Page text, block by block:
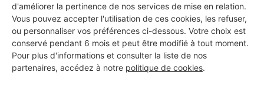
d'améliorer la pertinence de nos services de mise en relation.
Vous pouvez accepter l'utilisation de ces cookies, les refuser,
ou personnaliser vos préférences ci-dessous. Votre choix est
conservé pendant 6 mois et peut être modifié à tout moment.
Pour plus d'informations et consulter la liste de nos
partenaires, accédez à notre politique de cookies.
Voir sa fiche